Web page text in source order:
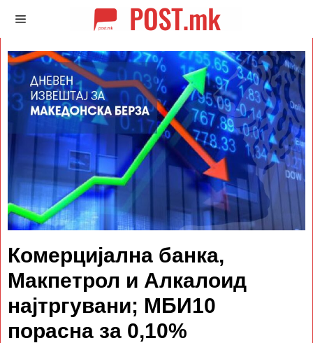
Комерцијална банка,
Макпетрол и Алкалоид
најтргувани; МБИ10
порасна за 0,10%